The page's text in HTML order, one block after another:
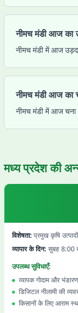
नीमच मंडी आज का
नीमच मंडी में आज उड़द
नीमच मंडी आज का
नीमच मंडी में आज चना
मध्य प्रदेशकी
विशेषता: प्रमुख कृषि
व्यापार के दिन: सुबह 8:00
उपलब्ध सुविधाएँ:
व्यापक गोदाम और
डिजिटल नीलामी की
किसानों के लिए आराम